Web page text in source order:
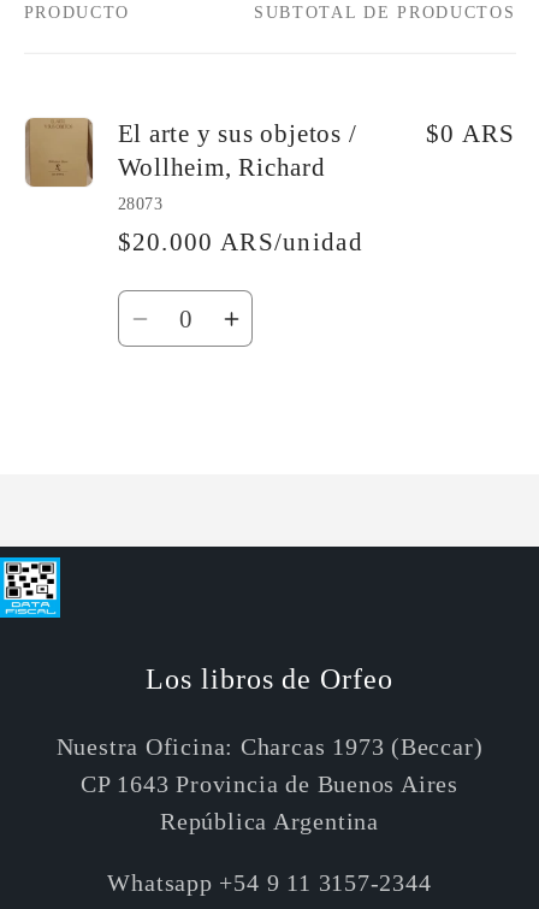
Tu
PRODUCTO SUBTOTAL DE PRODUCTOS
El arte y sus objetos /
Wollheim, Richard
28073
$20.000 ARS/unidad
$0 ARS
Cantidad
ReducirAumentar
Los libros de Orfeo
Nuestra Oficina: Charcas 1973 (Beccar)
CP 1643 Provincia de Buenos Aires
República Argentina
Whatsapp +54 9 11 3157-2344